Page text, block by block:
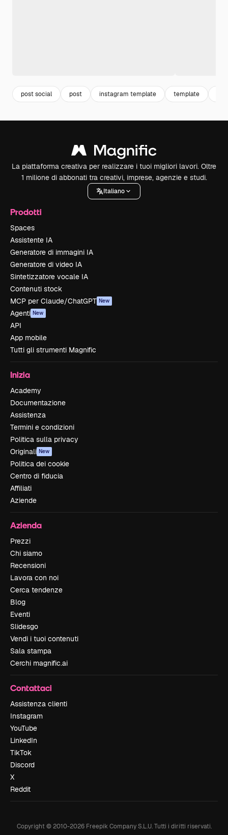
post social post instagram template template
La piattaforma creativa per realizzare i tuoi migliori lavori. Oltre
1 milione di abbonati tra creativi, imprese, agenzie e studi.
Italiano
Prodotti
Spaces
Assistente IA
Generatore di immagini IA
Generatore di video IA
Sintetizzatore vocale IA
Contenuti stock
MCP per Claude/ChatGPT New
Agenti New
API
App mobile
Tutti gli strumenti Magnific
Inizia
Academy
Documentazione
Assistenza
Termini e condizioni
Politica sulla privacy
Originali New
Politica dei cookie
Centro di fiducia
Affiliati
Aziende
Azienda
Prezzi
Chi siamo
Recensioni
Lavora con noi
Cerca tendenze
Blog
Eventi
Slidesgo
Vendi i tuoi contenuti
Sala stampa
Cerchi magnific.ai
Contattaci
Assistenza clienti
Instagram
YouTube
LinkedIn
TikTok
Discord
X
Reddit
Copyright © 2010-2026Freepik Company S.L.U. Tutti i diritti riservati.